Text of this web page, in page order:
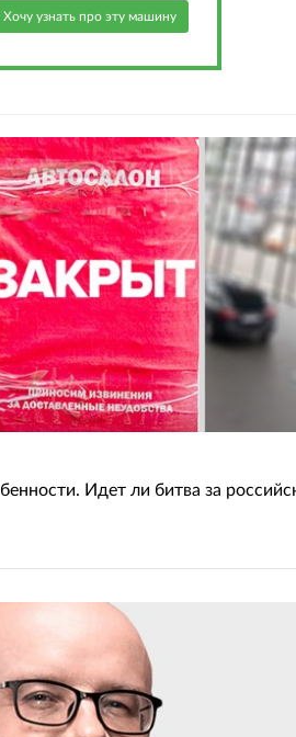
Хочу узнать про эту машину
Идет ли битва за